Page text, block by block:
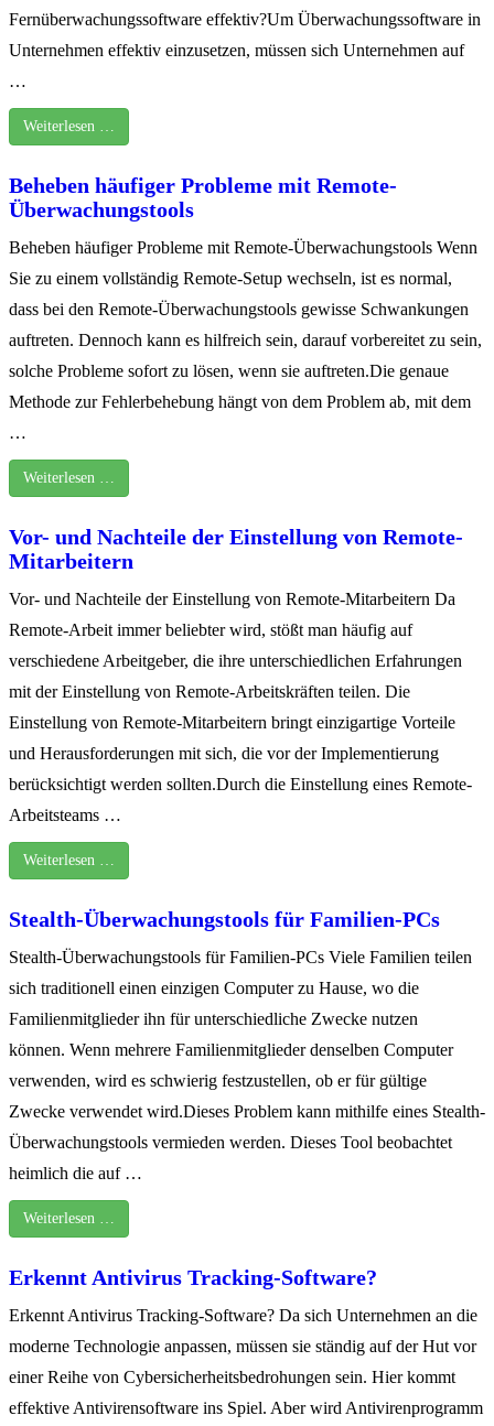
Fernüberwachungssoftware effektiv?Um Überwachungssoftware in
Unternehmen effektiv einzusetzen, müssen sich Unternehmen auf
…
Weiterlesen …
Beheben häufiger Probleme mit Remote-
Überwachungstools
Beheben häufiger Probleme mit Remote-Überwachungstools Wenn
Sie zu einem vollständig Remote-Setup wechseln, ist es normal,
dass bei den Remote-Überwachungstools gewisse Schwankungen
auftreten. Dennoch kann es hilfreich sein, darauf vorbereitet zu sein,
solche Probleme sofort zu lösen, wenn sie auftreten.Die genaue
Methode zur Fehlerbehebung hängt von dem Problem ab, mit dem
…
Weiterlesen …
Vor- und Nachteile der Einstellung von Remote-
Mitarbeitern
Vor- und Nachteile der Einstellung von Remote-Mitarbeitern Da
Remote-Arbeit immer beliebter wird, stößt man häufig auf
verschiedene Arbeitgeber, die ihre unterschiedlichen Erfahrungen
mit der Einstellung von Remote-Arbeitskräften teilen. Die
Einstellung von Remote-Mitarbeitern bringt einzigartige Vorteile
und Herausforderungen mit sich, die vor der Implementierung
berücksichtigt werden sollten.Durch die Einstellung eines Remote-
Arbeitsteams …
Weiterlesen …
Stealth-Überwachungstools für Familien-PCs
Stealth-Überwachungstools für Familien-PCs Viele Familien teilen
sich traditionell einen einzigen Computer zu Hause, wo die
Familienmitglieder ihn für unterschiedliche Zwecke nutzen
können. Wenn mehrere Familienmitglieder denselben Computer
verwenden, wird es schwierig festzustellen, ob er für gültige
Zwecke verwendet wird.Dieses Problem kann mithilfe eines Stealth-
Überwachungstools vermieden werden. Dieses Tool beobachtet
heimlich die auf …
Weiterlesen …
Erkennt Antivirus Tracking-Software?
Erkennt Antivirus Tracking-Software? Da sich Unternehmen an die
moderne Technologie anpassen, müssen sie ständig auf der Hut vor
einer Reihe von Cybersicherheitsbedrohungen sein. Hier kommt
effektive Antivirensoftware ins Spiel. Aber wird Antivirenprogramm